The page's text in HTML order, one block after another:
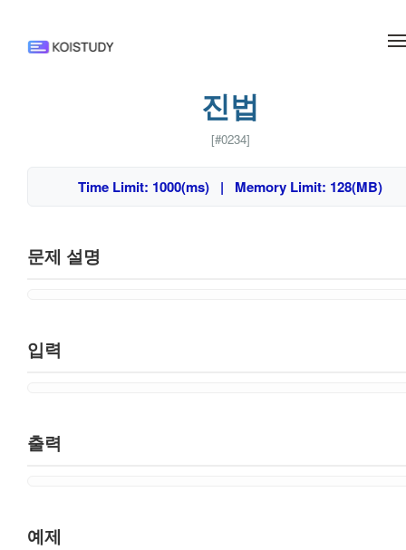
진법
[#0234]
Time Limit: 1000(ms) | Memory Limit: 128(MB)
문제 설명
입력
출력
예제